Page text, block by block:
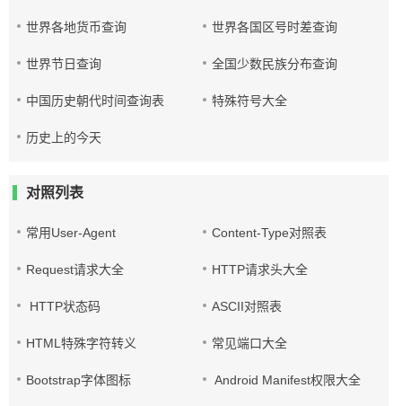
世界各地货币查询 世界各国区号时差查询
世界节日查询 全国少数民族分布查询
中国历史朝代时间查询表 特殊符号大全
历史上的今天
对照列表
常用User-Agent Content-Type对照表
Request请求大全 HTTP请求头大全
HTTP状态码 ASCII对照表
HTML特殊字符转义 常见端口大全
Bootstrap字体图标 Android Manifest权限大全